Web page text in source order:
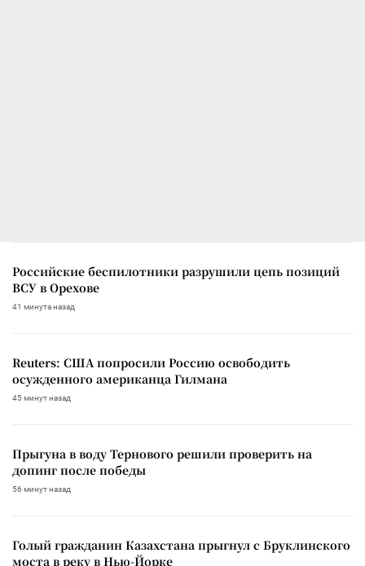
Российские беспилотники разрушили цепь позиций
ВСУ в Орехове
41 минута назад
Reuters: США попросили Россию освободить
осужденного американца Гилмана
45 минут назад
Прыгуна в воду Тернового решили проверить на
допинг после победы
56 минут назад
Голый гражданин Казахстана прыгнул с Бруклинского
моста в реку в Нью-Йорке